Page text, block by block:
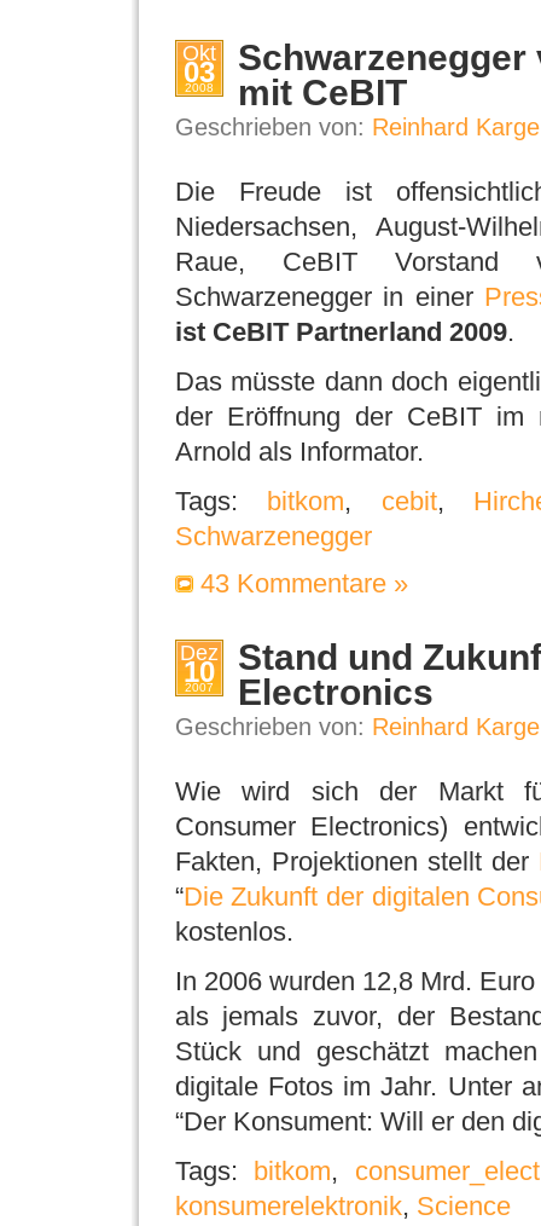
Okt
03
2008
mit CeBIT
Geschrieben von: Reinhard
Die Freude ist
Niedersachsen, August-
Raue, CeBIT Vorstand
Schwarzenegger in einer
ist CeBIT Partnerland 2009.
Das müsste dann doch
der Eröffnung der CeBIT im
Arnold als Informator.
Tags: bitkom, cebit,
Schwarzenegger
43 Kommentare »
Dez
10
2007
Stand und
Electronics
Geschrieben von: Reinhard
Wie wird sich der Markt
Consumer Electronics)
Fakten, Projektionen stellt der
“Die Zukunft der digitalen
kostenlos.
In 2006 wurden 12,8 Mrd.
als jemals zuvor, der
Stück und geschätzt
digitale Fotos im Jahr. Unter
“Der Konsument: Will er den
Tags: bitkom,
konsumerelektronik, Science